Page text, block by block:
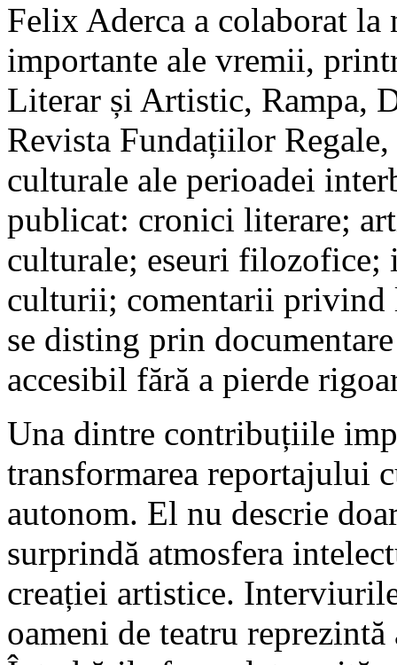
Felix Aderca a colaborat la
importante ale vremii,
Literar și Artistic, Rampa,
Revista Fundațiilor
culturale ale perioadei
publicat: cronici literare;
culturale; eseuri filozofice;
culturii; comentarii privind
se disting prin
accesibil fără a pierde
Una dintre contribuțiile
transformarea reportajului
autonom. El nu descrie
surprindă atmosfera
creației artistice.
oameni de teatru